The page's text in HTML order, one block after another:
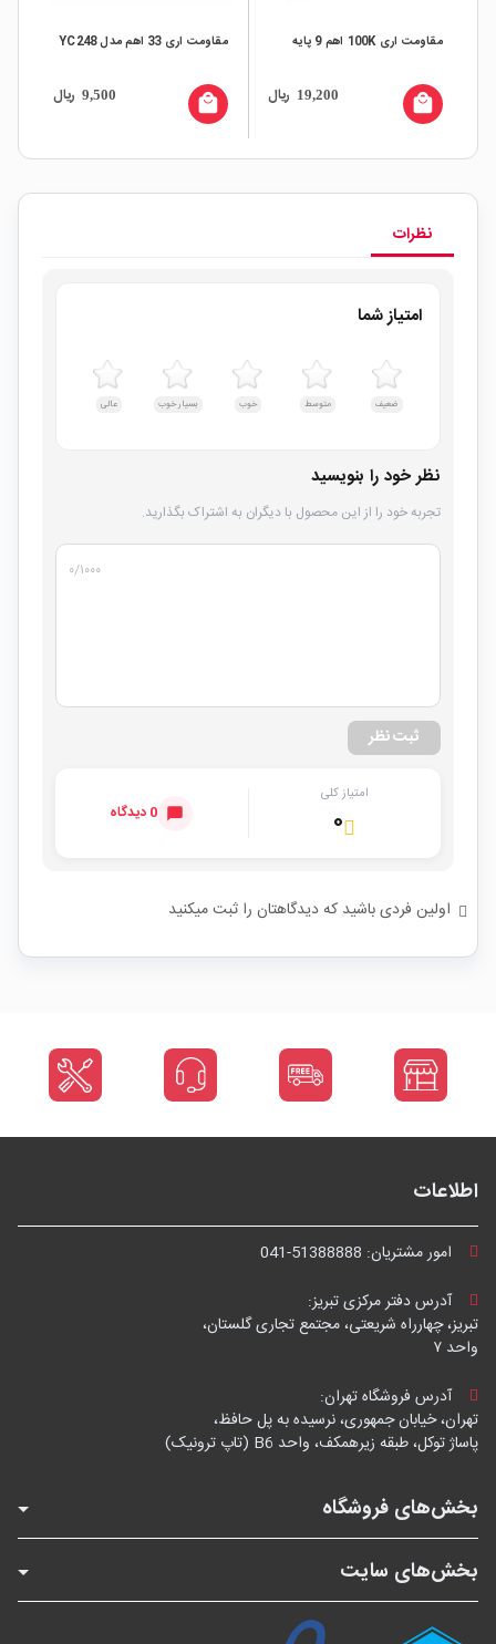
مقاومت اری 100K اهم 9 پایه
19,200 ریال local_mall
مقاومت اری 33 اهم مدل YC248
9,500 ریال local_mall
نظرات
امتیاز شما
ضعیف متوسط خوب بسیار خوب عالی
نظر خود را بنویسید
تجربه خود را از این محصول با دیگران به اشتراک بگذارید.
۰/۱۰۰۰
ثبت نظر
امتیاز کلی
۰ 0 دیدگاه
اولین فردی باشید که دیدگاهتان را ثبت میکنید
اطلاعات
امور مشتریان: 041-51388888
آدرس دفتر مرکزی تبریز:
تبریز، چهارراه شریعتی، مجتمع تجاری گلستان،
واحد ۷
آدرس فروشگاه تهران:
تهران، خیابان جمهوری، نرسیده به پل حافظ،
پاساژ توکل، طبقه زیرهمکف، واحد B6 (تاپ ترونیک)
بخش‌های فروشگاه
بخش‌های سایت